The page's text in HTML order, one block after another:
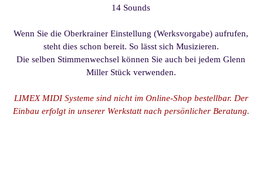
14 Sounds
Wenn Sie die Oberkrainer Einstellung (Werksvorgabe) aufrufen,
steht dies schon bereit. So lässt sich Musizieren.
Die selben Stimmenwechsel können Sie auch bei jedem Glenn
Miller Stück verwenden.
LIMEX MIDI Systeme sind nicht im Online-Shop bestellbar. Der
Einbau erfolgt in unserer Werkstatt nach persönlicher Beratung.